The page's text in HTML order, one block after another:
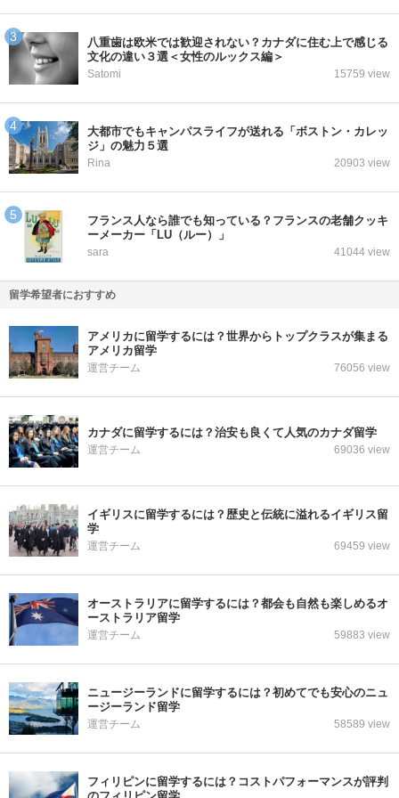
八重歯は欧米では歓迎されない？カナダに住む上で感じる
文化の違い３選＜女性のルックス編＞
Satomi 15759 view
大都市でもキャンパスライフが送れる「ボストン・カレッ
ジ」の魅力５選
Rina 20903 view
フランス人なら誰でも知っている？フランスの老舗クッキ
ーメーカー「LU（ルー）」
sara 41044 view
留学希望者におすすめ
アメリカに留学するには？世界からトップクラスが集まる
アメリカ留学
運営チーム 76056 view
カナダに留学するには？治安も良くて人気のカナダ留学
運営チーム 69036 view
イギリスに留学するには？歴史と伝統に溢れるイギリス留
学
運営チーム 69459 view
オーストラリアに留学するには？都会も自然も楽しめるオ
ーストラリア留学
運営チーム 59883 view
ニュージーランドに留学するには？初めてでも安心のニュ
ージーランド留学
運営チーム 58589 view
フィリピンに留学するには？コストパフォーマンスが評判